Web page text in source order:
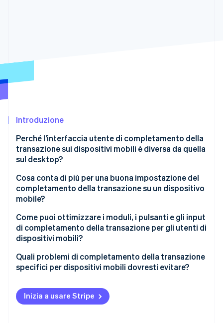
Rimozione del carbonio
Stripe Sessions 2026
Guarda ora
Introduzione
Perché l’interfaccia utente di completamento della
transazione sui dispositivi mobili è diversa da quella
sul desktop?
Stai progettando per un’area visibile più piccola
Stai progettando per i pollici, non per i puntatori
L’attenzione dell’utente è breve e fragile
Un dispositivo mobile dispone di funzioni assenti sul
desktop
Cosa conta di più per una buona impostazione del
completamento della transazione su un dispositivo
mobile?
Mantieni il design concentrato e leggero
Facilita il tocco, lo scorrimento e la scansione
Riduci la digitazione ovunque possibile
Sii chiaro, anche quando lo schermo è piccolo
Progettare per la velocità
Come puoi ottimizzare i moduli, i pulsanti e gli input
di completamento della transazione per gli utenti di
dispositivi mobili?
Progetta moduli che non cozzano con lo schermo
Prendi decisioni di input compatibili con i dispositivi
mobili
Formatta gli input per ridurre gli errori dell’utente
Quali problemi di completamento della transazione
specifici per dispositivi mobili dovresti evitare?
Creazione forzata di un account
Completamento della transazione troppo lungo o
Inizia a usare Stripe